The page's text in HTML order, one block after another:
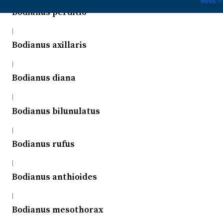
Bodianus perditio
|
Bodianus axillaris
|
Bodianus diana
|
Bodianus bilunulatus
|
Bodianus rufus
|
Bodianus anthioides
|
Bodianus mesothorax